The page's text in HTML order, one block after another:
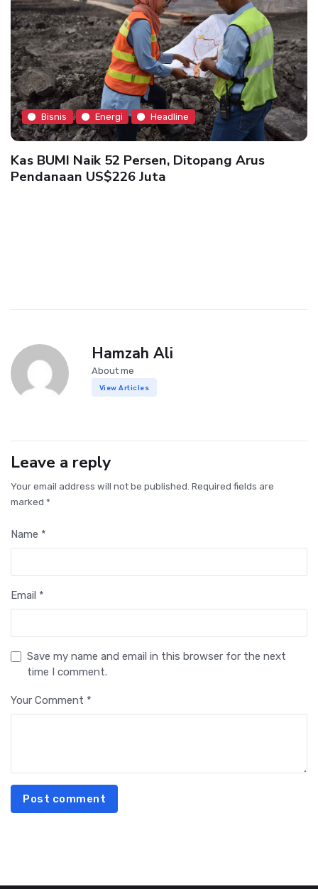
Bisnis Energi Headline
Kas BUMI Naik 52 Persen, Ditopang Arus
Pendanaan US$226 Juta
Hamzah Ali
About me
View Articles
Leave a reply
Your email address will not be published. Required fields are
marked *
Name *
Email *
Save my name and email in this browser for the next
time I comment.
Your Comment *
Post comment